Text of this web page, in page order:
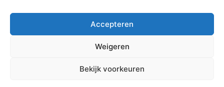
Accepteren
Weigeren
Bekijk voorkeuren
Vind uw perfecte hometrainer bij deze fitnesswinkel in
Zekerheid bij ondernemen dankzij een ervaren